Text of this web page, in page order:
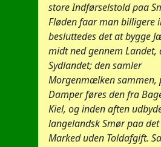
store Indførselstold paa
Fløden faar man billigere
besluttedes det at bygge
midt ned gennem Landet,
Sydlandet; den samler
Morgenmælken sammen,
Damper føres den fra
Kiel, og inden aften
langelandsk Smør paa det
Marked uden Toldafgift.